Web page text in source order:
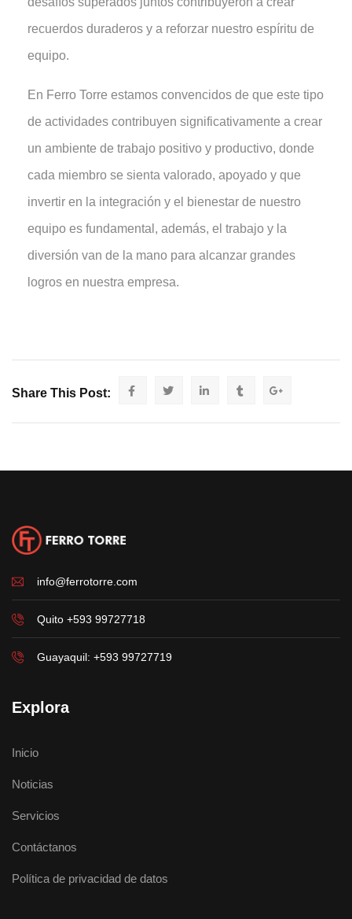
recuerdos duraderos y a reforzar nuestro espíritu de
equipo.
En Ferro Torre estamos convencidos de que este tipo
de actividades contribuyen significativamente a crear
un ambiente de trabajo positivo y productivo, donde
cada miembro se sienta valorado, apoyado y que
invertir en la integración y el bienestar de nuestro
equipo es fundamental, además, el trabajo y la
diversión van de la mano para alcanzar grandes
logros en nuestra empresa.
Share This Post:
info@ferrotorre.com
Quito +593 99727718
Guayaquil: +593 99727719
Explora
Inicio
Noticias
Servicios
Contáctanos
Política de privacidad de datos